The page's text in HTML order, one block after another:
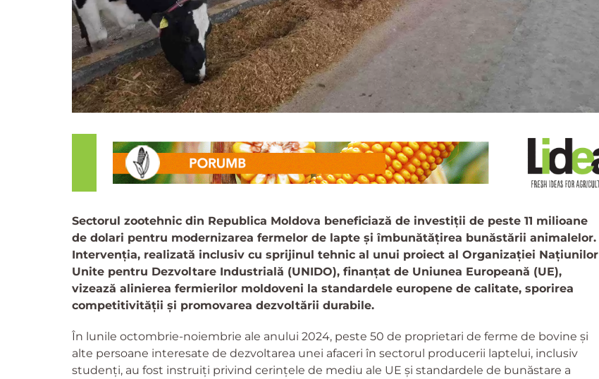
Sectorul zootehnic din Republica Moldova beneficiază de investiții de peste 11 milioane
de dolari pentru modernizarea fermelor de lapte și îmbunătățirea bunăstării animalelor.
Intervenția, realizată inclusiv cu sprijinul tehnic al unui proiect al Organizației Națiunilor
Unite pentru Dezvoltare Industrială (UNIDO), finanțat de Uniunea Europeană (UE),
vizează alinierea fermierilor moldoveni la standardele europene de calitate, sporirea
competitivității și promovarea dezvoltării durabile.
În lunile octombrie-noiembrie ale anului 2024, peste 50 de proprietari de ferme de bovine și
alte persoane interesate de dezvoltarea unei afaceri în sectorul producerii laptelui, inclusiv
studenți, au fost instruiți privind cerințele de mediu ale UE și standardele de bunăstare a